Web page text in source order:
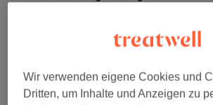
Dienstag
Mittwoch
Wir verwenden eigene Cookies und
Dritten, um Inhalte und Anzeigen zu